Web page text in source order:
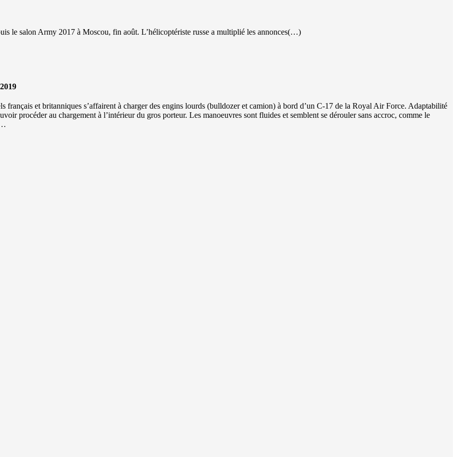
le salon Army 2017 à Moscou, fin août. L’hélicoptériste russe a multiplié les annonces(…)
et britanniques s’affairent à charger des engins lourds (bulldozer et camion) à bord d’un C-17 de la Royal Air Force. Adaptabilité
procéder au chargement à l’intérieur du gros porteur. Les manoeuvres sont fluides et semblent se dérouler sans accroc, comme le